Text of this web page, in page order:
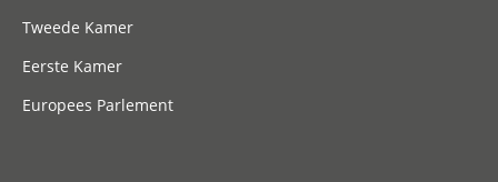
Tweede Kamer
Eerste Kamer
Europees Parlement